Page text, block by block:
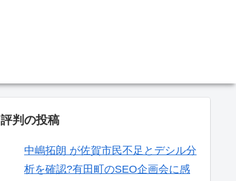
評判の投稿
中嶋拓朗 が佐賀市民不足とデシル分
析を確認?有田町のSEO企画会に感